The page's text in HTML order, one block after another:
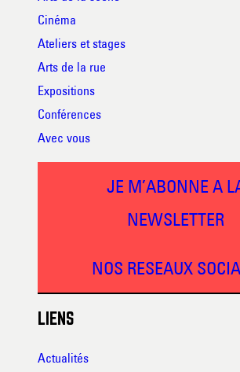
Cinéma
Ateliers et stages
Arts de la rue
Expositions
Conférences
Avec vous
JE M’ABONNE A
NEWSLETTER
NOS RESEAUX
LIENS
Actualités